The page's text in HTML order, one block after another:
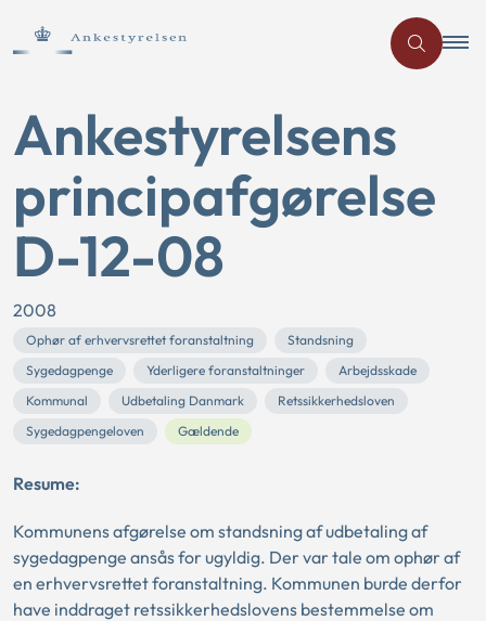
Ankestyrelsens
principafgørelse
D-12-08
2008
Ophør af erhvervsrettet foranstaltning
Standsning
Sygedagpenge
Yderligere foranstaltninger
Arbejdsskade
Kommunal
Udbetaling Danmark
Retssikkerhedsloven
Sygedagpengeloven
Gældende
Resume:
Kommunens afgørelse om standsning af udbetaling af
sygedagpenge ansås for ugyldig. Der var tale om ophør af
en erhvervsrettet foranstaltning. Kommunen burde derfor
have inddraget retssikkerhedslovens bestemmelse om